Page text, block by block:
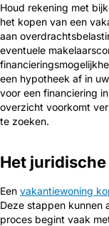
Houd rekening met
het kopen van een
aan
eventuele
een hypotheek af in
voor een financiering
overzicht voorkomt
te zoeken.
Het
Een vakantiewoning
Deze stappen kunnen
proces begint vaak